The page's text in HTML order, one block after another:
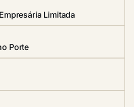
Limitada
Porte